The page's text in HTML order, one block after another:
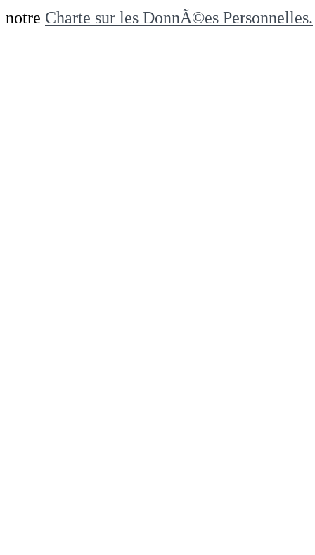
notre Charte sur les DonnÃ©es Personnelles.